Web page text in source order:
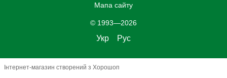
Мапа сайту
© 1993—2026
Укр Рус
Інтернет-магазин створений з Хорошоп